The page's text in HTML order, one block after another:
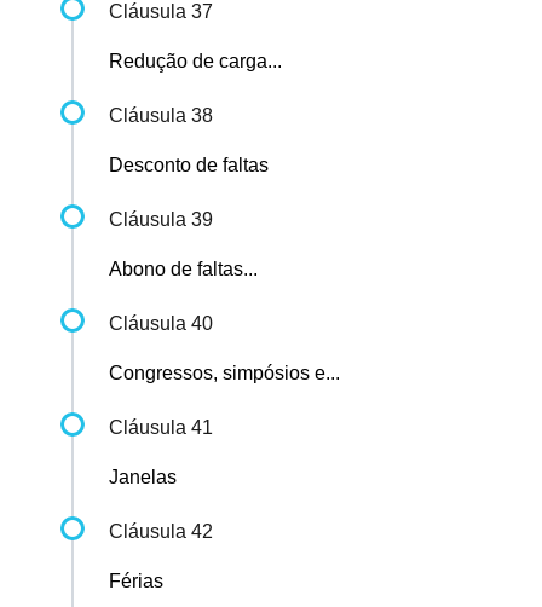
Cláusula 37
Redução de carga...
Cláusula 38
Desconto de faltas
Cláusula 39
Abono de faltas...
Cláusula 40
Congressos, simpósios e...
Cláusula 41
Janelas
Cláusula 42
Férias